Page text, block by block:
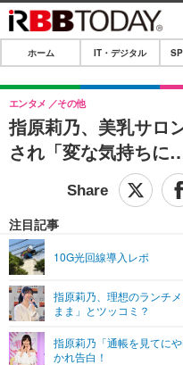
ホーム
IT・デジタル
IT・デジタルTOP
ネタ
ショッピング
SPEED TEST
エンタメTOP
グラビア
ショッピング
ライフTOP
その他
リリース一覧
プッシュ通知の停止方法
ホーム IT・デジタル
指原莉乃、美乳サロ
され「変な気持ちに…
エンタメ その他
注目記事
10G光回線導入レポ
指原莉乃、理想のランチ
まま」とツッコミ？
指原莉乃「通帳を見てに
かれ告白！